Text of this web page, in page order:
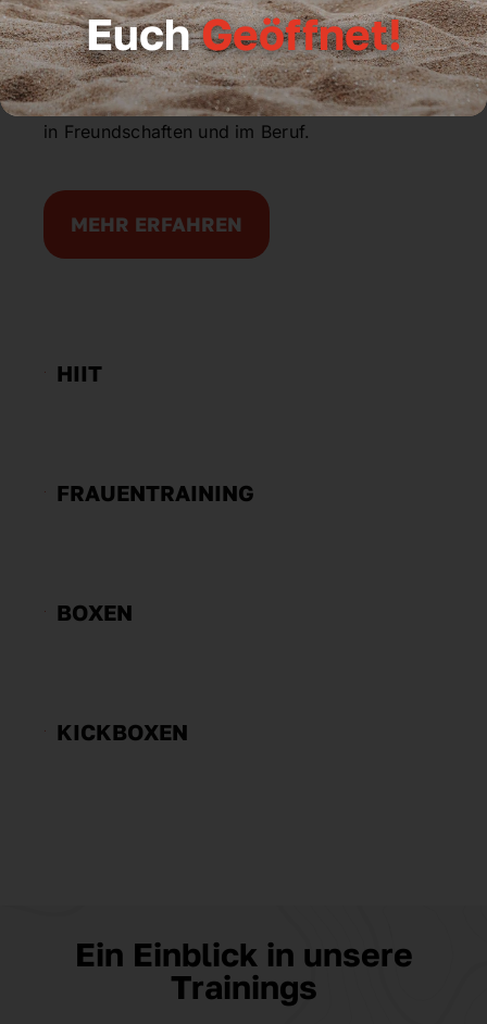
Durchsetzungsvermögen und soziale
Kontaktfähigkeit. Mit diesen ausgestattet, sind
sie optimal vorbereitet für Erfolg in der Schule,
der Ausbildung, im Studium, in der Beziehung,
in Freundschaften und im Beruf.
MEHR ERFAHREN
HIIT
FRAUENTRAINING
BOXEN
KICKBOXEN
Ein Einblick in unsere
Trainings
EuchGeöffnet!